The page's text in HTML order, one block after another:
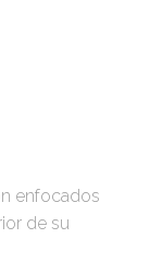
enfocados
de su